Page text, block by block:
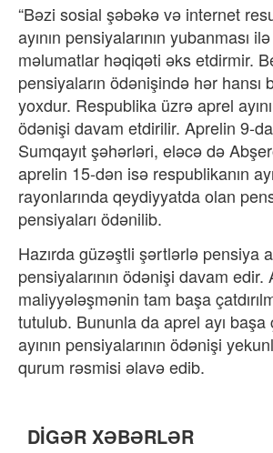
“Bəzi sosial şəbəkə və internet
ayının pensiyalarının yubanması
məlumatlar həqiqəti əks etdirmir.
pensiyaların ödənişində hər hansı
yoxdur. Respublika üzrə aprel
ödənişi davam etdirilir. Aprelin 9-
Sumqayıt şəhərləri, eləcə də
aprelin 15-dən isə respublikanın
rayonlarında qeydiyyatda olan
pensiyaları ödənilib.
Hazırda güzəştli şərtlərlə pensiya
pensiyalarının ödənişi davam
maliyyələşmənin tam başa
tutulub. Bununla da aprel ayı başa
ayının pensiyalarının ödənişi
qurum rəsmisi əlavə edib.
DİGƏR XƏBƏRLƏR